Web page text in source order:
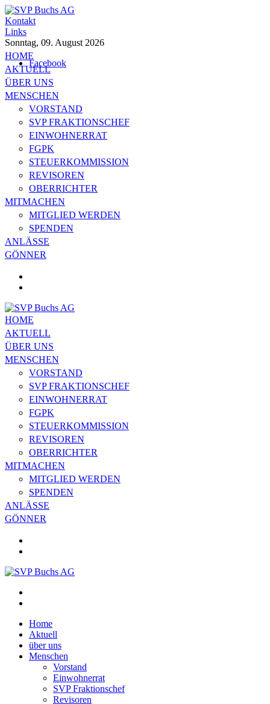
Kontakt
Links
Sonntag, 09. August 2026
Facebook
HOME
AKTUELL
ÜBER UNS
MENSCHEN
VORSTAND
SVP FRAKTIONSCHEF
EINWOHNERRAT
FGPK
STEUERKOMMISSION
REVISOREN
OBERRICHTER
MITMACHEN
MITGLIED WERDEN
SPENDEN
ANLÄSSE
GÖNNER
HOME
AKTUELL
ÜBER UNS
MENSCHEN
VORSTAND
SVP FRAKTIONSCHEF
EINWOHNERRAT
FGPK
STEUERKOMMISSION
REVISOREN
OBERRICHTER
MITMACHEN
MITGLIED WERDEN
SPENDEN
ANLÄSSE
GÖNNER
Home
Aktuell
über uns
Menschen
Vorstand
Einwohnerrat
SVP Fraktionschef
Revisoren